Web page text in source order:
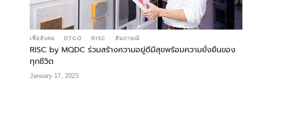
เพื่อสังคม DTGO RISC สัมภาษณ์
RISC by MQDC ร่วมสร้างความอยู่ดีมีสุขพร้อมความยั่งยืนของ
ทุกชีวิต
January 17, 2023